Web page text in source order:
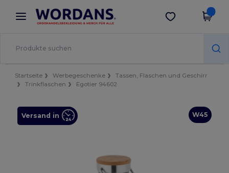
× Wordans App
Bessere Preise in der App!
App holen
Startseite Werbegeschenke
Tassen, Flaschen und Geschirr
Trinkflaschen
Egotier 94602
W45
Versand in